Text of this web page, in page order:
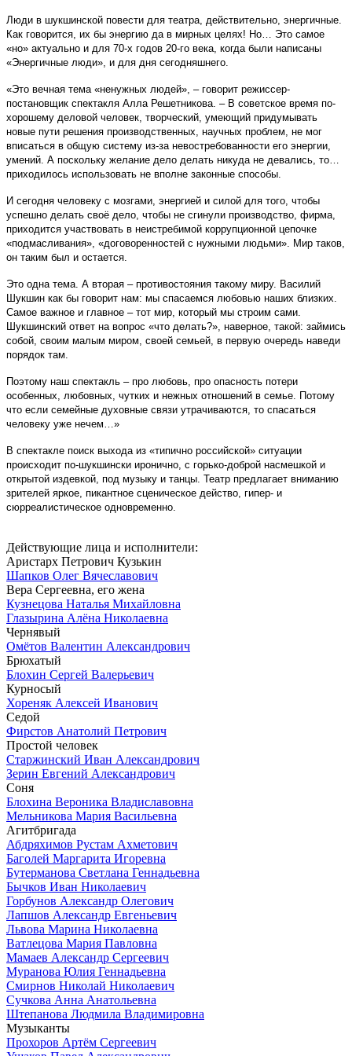
Люди в шукшинской повести для театра, действительно, энергичные.
Как говорится, их бы энергию да в мирных целях! Но… Это самое
«но» актуально и для 70-х годов 20-го века, когда были написаны
«Энергичные люди», и для дня сегодняшнего.
«Это вечная тема «ненужных людей», – говорит режиссер-
постановщик спектакля Алла Решетникова. – В советское время по-
хорошему деловой человек, творческий, умеющий придумывать
новые пути решения производственных, научных проблем, не мог
вписаться в общую систему из-за невостребованности его энергии,
умений. А поскольку желание дело делать никуда не девались, то…
приходилось использовать не вполне законные способы.
И сегодня человеку с мозгами, энергией и силой для того, чтобы
успешно делать своё дело, чтобы не сгинули производство, фирма,
приходится участвовать в неистребимой коррупционной цепочке
«подмасливания», «договоренностей с нужными людьми». Мир таков,
он таким был и остается.
Это одна тема. А вторая – противостояния такому миру. Василий
Шукшин как бы говорит нам: мы спасаемся любовью наших близких.
Самое важное и главное – тот мир, который мы строим сами.
Шукшинский ответ на вопрос «что делать?», наверное, такой: займись
собой, своим малым миром, своей семьей, в первую очередь наведи
порядок там.
Поэтому наш спектакль – про любовь, про опасность потери
особенных, любовных, чутких и нежных отношений в семье. Потому
что если семейные духовные связи утрачиваются, то спасаться
человеку уже нечем…»
В спектакле поиск выхода из «типично российской» ситуации
происходит по-шукшински иронично, с горько-доброй насмешкой и
открытой издевкой, под музыку и танцы. Театр предлагает вниманию
зрителей яркое, пикантное сценическое действо, гипер- и
сюрреалистическое одновременно.
Действующие лица и исполнители:
Аристарх Петрович Кузькин
Шапков Олег Вячеславович
Вера Сергеевна, его жена
Кузнецова Наталья Михайловна
Глазырина Алёна Николаевна
Чернявый
Омётов Валентин Александрович
Брюхатый
Блохин Сергей Валерьевич
Курносый
Хореняк Алексей Иванович
Седой
Фирстов Анатолий Петрович
Простой человек
Старжинский Иван Александрович
Зерин Евгений Александрович
Соня
Блохина Вероника Владиславовна
Мельникова Мария Васильевна
Агитбригада
Абдряхимов Рустам Ахметович
Баголей Маргарита Игоревна
Бутерманова Светлана Геннадьевна
Бычков Иван Николаевич
Горбунов Александр Олегович
Лапшов Александр Евгеньевич
Львова Марина Николаевна
Ватлецова Мария Павловна
Мамаев Александр Сергеевич
Муранова Юлия Геннадьевна
Смирнов Николай Николаевич
Сучкова Анна Анатольевна
Штепанова Людмила Владимировна
Музыканты
Прохоров Артём Сергеевич